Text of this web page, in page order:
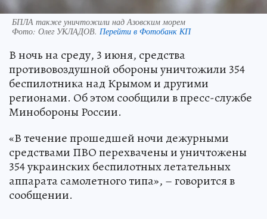
БПЛА также уничтожили над Азовским морем
Фото: Олег УКЛАДОВ. Перейти в Фотобанк КП
В ночь на среду, 3 июня, средства
противовоздушной обороны уничтожили 354
беспилотника над Крымом и другими
регионами. Об этом сообщили в пресс-службе
Минобороны России.
«В течение прошедшей ночи дежурными
средствами ПВО перехвачены и уничтожены
354 украинских беспилотных летательных
аппарата самолетного типа», – говорится в
сообщении.